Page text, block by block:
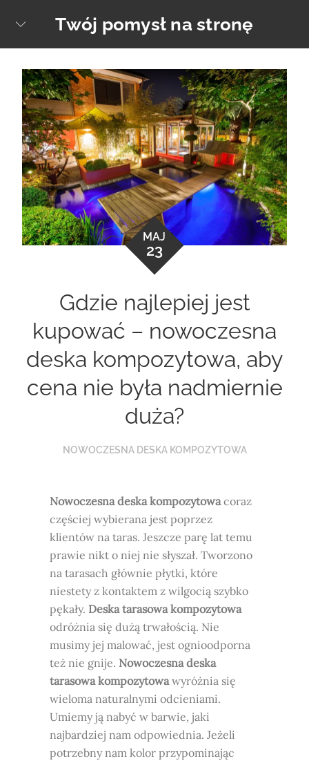
Twój pomysł na stronę
MAJ
23
Gdzie najlepiej jest
kupować – nowoczesna
deska kompozytowa, aby
cena nie była nadmiernie
duża?
NOWOCZESNA DESKA KOMPOZYTOWA
Nowoczesna deska kompozytowacoraz
częściej wybierana jest poprzez
klientów na taras. Jeszcze parę lat temu
prawie nikt o niej nie słyszał. Tworzono
na tarasach głównie płytki, które
niestety z kontaktem z wilgocią szybko
pękały. Deska tarasowa kompozytowa
odróżnia się dużą trwałością. Nie
musimy jej malować, jest ognioodporna
też nie gnije. Nowoczesna deska
tarasowa kompozytowawyróżnia się
wieloma naturalnymi odcieniami.
Umiemy ją nabyć w barwie, jaki
najbardziej nam odpowiednia. Jeżeli
potrzebny nam kolor przypominając